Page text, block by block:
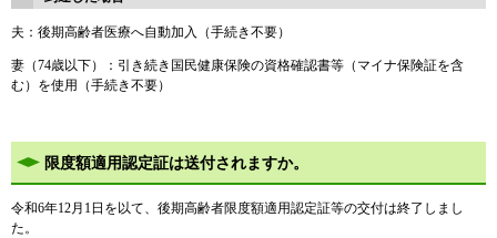
夫：後期高齢者医療へ自動加入（手続き不要）
妻（74歳以下）：引き続き国民健康保険の資格確認書等（マイナ保険証を含
む）を使用（手続き不要）
限度額適用認定証は送付されますか。
令和6年12月1日を以て、後期高齢者限度額適用認定証等の交付は終了しまし
た。